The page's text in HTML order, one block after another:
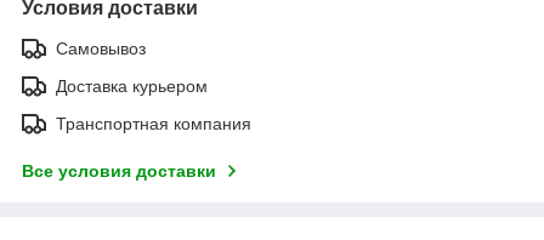
Условия доставки
Самовывоз
Доставка курьером
Транспортная компания
Все условия доставки